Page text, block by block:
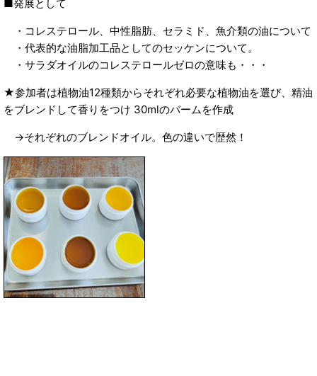
■発展として
・コレステロール、中性脂肪、セラミド、魚介類の油について
・代表的な油脂加工品としてのセッケンについて。
・サラダオイルのコレステロールゼロの意味も・・・
★参加者は植物油12種類からそれぞれ必要な植物油を選び、精油
をブレンドして香りをつけ 30mlのバームを作成
→それぞれのブレンドオイル。色の違いで歴然！